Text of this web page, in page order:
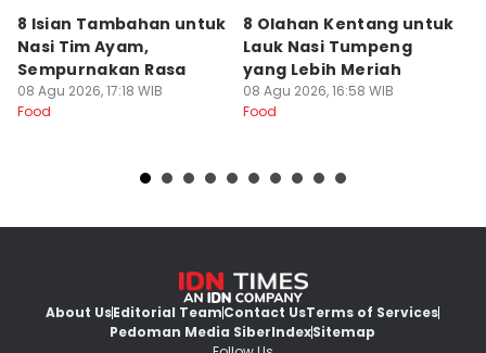
8 Isian Tambahan untuk
Nasi Tim Ayam,
Sempurnakan Rasa
08 Agu 2026, 17:18 WIB
Food
8 Olahan Kentang untuk
Lauk Nasi Tumpeng
yang Lebih Meriah
08 Agu 2026, 16:58 WIB
Food
About UsEditorial TeamContact UsTerms of Services
Pedoman Media SiberIndexSitemap